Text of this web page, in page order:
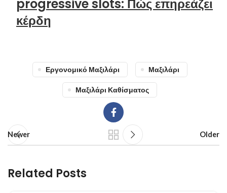
progressive slots: Πώς επηρεάζει
κέρδη
Εργονομικό Μαξιλάρι Μαξιλάρι
Μαξιλάρι Καθίσματος
Newer Older
Related Posts